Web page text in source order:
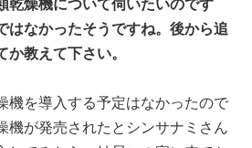
燥機について伺いたいのです
はなかったそうですね。後から追
か教えて下さい。
機を導入する予定はなかったので
機が発売されたとシンサナミさん